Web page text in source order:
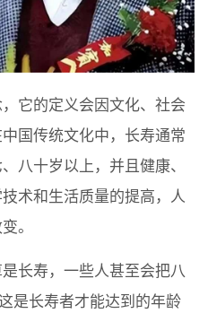
它的定义会因文化、社会
国传统文化中，长寿通常
八十岁以上，并且健康、
术和生活质量的提高，人
。
长寿，一些人甚至会把八
是长寿者才能达到的年龄